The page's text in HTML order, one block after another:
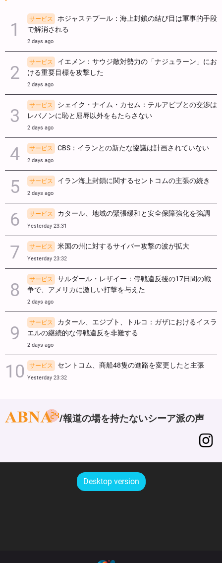
サービス
ホジャステプール：海上封鎖の結び目は軍事的手段
で解消される
2 days ago
サービス
イエメン：サウジ敵対勢力の「ナジュラーン」にお
ける重要目標を攻撃した
2 days ago
サービス
シェイク・ナイム・カセム：テルアビブとの交渉は
レバノンに恥と屈辱以外をもたらさない
2 days ago
サービス CBS：イランとの新たな協議は計画されていない
2 days ago
サービス イラン海上封鎖に関するセントコムの主張の続き
2 days ago
サービス カタール、地域の緊張緩和と安全保障強化を強調
Yesterday 23:31
サービス 米国の州に対するサイバー攻撃の波が拡大
Yesterday 23:32
サービス
サルダール・レザイー：停戦違反後の17日間の戦
争で、アメリカに激しい打撃を与えた
2 days ago
サービス
カタール、エジプト、トルコ：ガザにおけるイスラ
エルの継続的な停戦違反を非難する
2 days ago
サービス セントコム、商船48隻の進路を変更したと主張
Yesterday 23:32
報道の場を持たないシーア派の声
Desktop version